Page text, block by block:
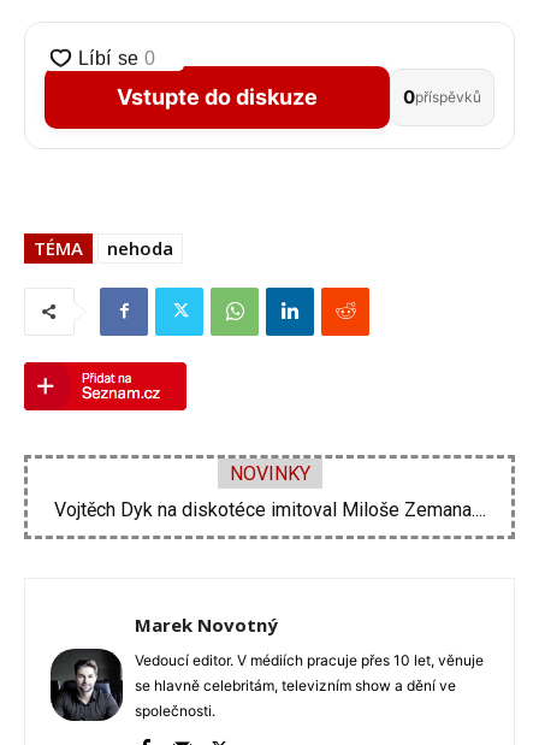
Vstupte do diskuze 0příspěvků
TÉMA nehoda
NOVINKY
Vojtěch Dyk na diskotéce imitoval Miloše Zemana....
Velké problémy Ornelly Koktové. Rekonstrukce domu se...
Marek Novotný
Vedoucí editor. V médiích pracuje přes 10 let, věnuje
se hlavně celebritám, televizním show a dění ve
společnosti.